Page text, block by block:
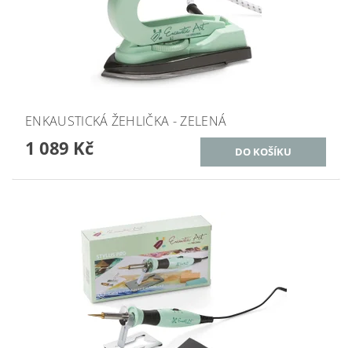
ENKAUSTICKÁ ŽEHLIČKA - ZELENÁ
1 089 Kč